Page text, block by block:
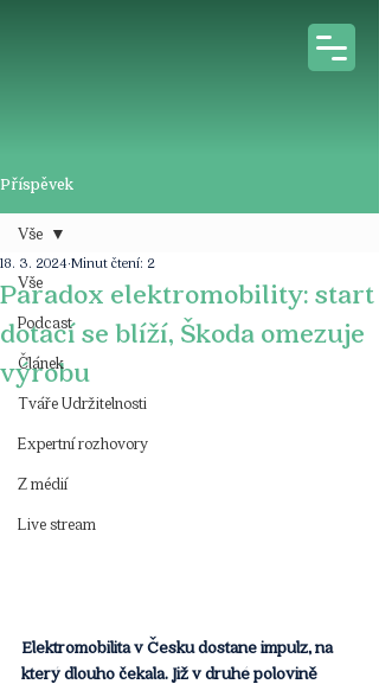
Příspěvek
Vše
Podcast
Článek
Tváře Udržitelnosti
Expertní rozhovory
Z médií
Live stream
Vše
Paradox elektromobility: start
dotací se blíží, Škoda omezuje
výrobu
18. 3. 2024 Minut čtení: 2
Elektromobilita v Česku dostane impulz, na
který dlouho čekala. Již v druhé polovině